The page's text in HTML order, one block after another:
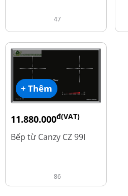
47
+ Thêm
11.880.000đ(VAT)
13.980.000
Bếp từ Canzy CZ 99I
86